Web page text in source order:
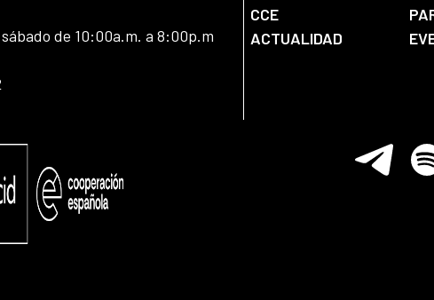
de 10:00a.m. a 8:00p.m
CCE
ACTUALIDAD
Telegram